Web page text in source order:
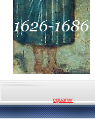
eguarwr